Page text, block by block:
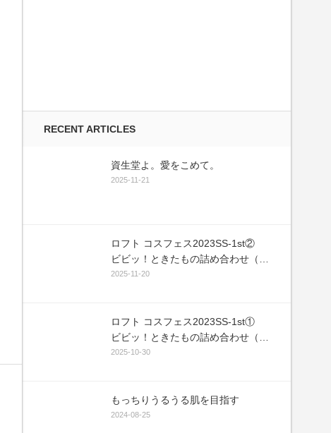
RECENT ARTICLES
資生堂よ。愛をこめて。
2025-11-21
ロフト コスフェス2023SS-1st②
ビビッ！ときたもの詰め合わせ（敬
称略）
2025-11-20
ロフト コスフェス2023SS-1st①
ビビッ！ときたもの詰め合わせ（敬
称略）
2025-10-30
もっちりうるうる肌を目指す
2024-08-25